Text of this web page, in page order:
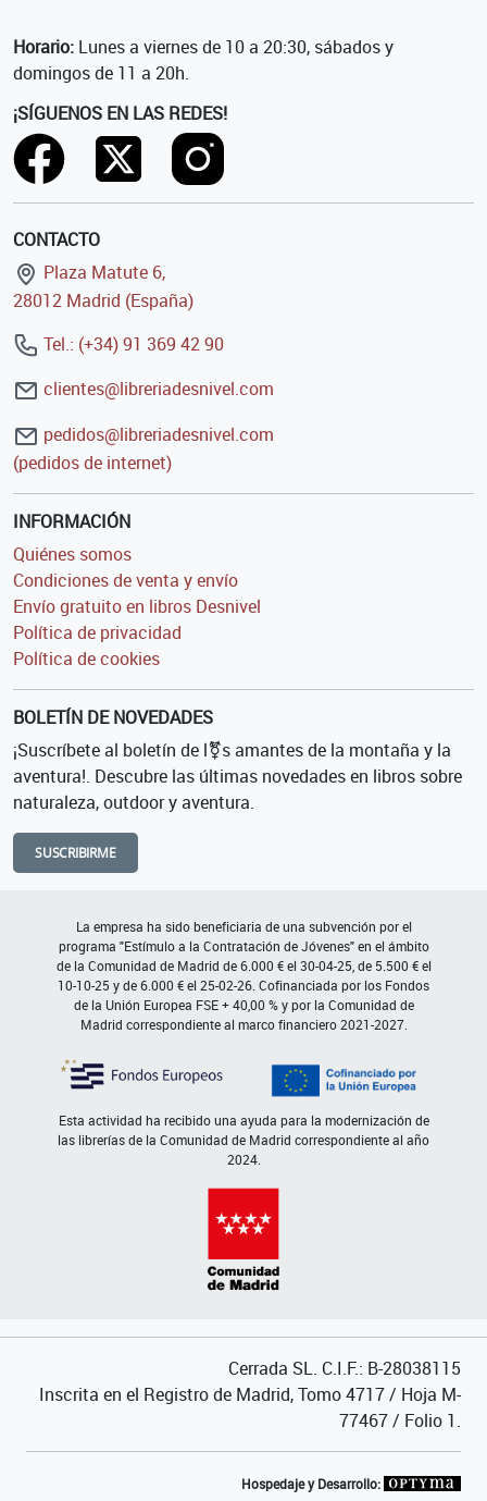
Horario: Lunes a viernes de 10 a 20:30, sábados y
domingos de 11 a 20h.
¡SÍGUENOS EN LAS REDES!
CONTACTO
Plaza Matute 6,
28012 Madrid (España)
Tel.: (+34) 91 369 42 90
clientes@libreriadesnivel.com
pedidos@libreriadesnivel.com
(pedidos de internet)
INFORMACIÓN
Quiénes somos
Condiciones de venta y envío
Envío gratuito en libros Desnivel
Política de privacidad
Política de cookies
BOLETÍN DE NOVEDADES
¡Suscríbete al boletín de l⚧s amantes de la montaña y la
aventura!. Descubre las últimas novedades en libros sobre
naturaleza, outdoor y aventura.
SUSCRIBIRME
La empresa ha sido beneficiaria de una subvención por el
programa "Estímulo a la Contratación de Jóvenes" en el ámbito
de la Comunidad de Madrid de 6.000 € el 30-04-25, de 5.500 € el
10-10-25 y de 6.000 € el 25-02-26. Cofinanciada por los Fondos
de la Unión Europea FSE + 40,00 % y por la Comunidad de
Madrid correspondiente al marco financiero 2021-2027.
Esta actividad ha recibido una ayuda para la modernización de
las librerías de la Comunidad de Madrid correspondiente al año
2024.
Cerrada SL. C.I.F.: B-28038115
Inscrita en el Registro de Madrid, Tomo 4717 / Hoja M-
77467 / Folio 1.
Hospedaje y Desarrollo: